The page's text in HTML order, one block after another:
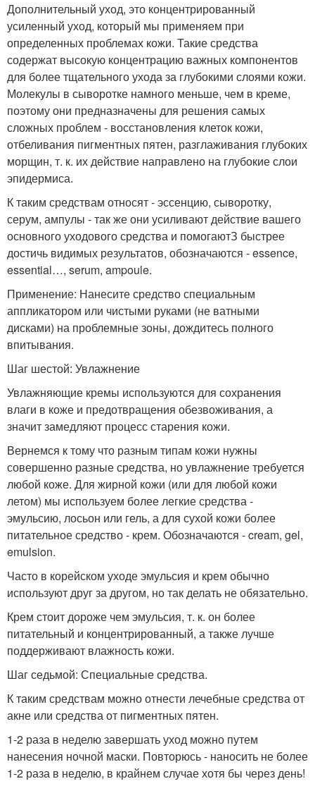
Дополнительный уход, это концентрированный
усиленный уход, который мы применяем при
определенных проблемах кожи. Такие средства
содержат высокую концентрацию важных компонентов
для более тщательного ухода за глубокими слоями кожи.
Молекулы в сыворотке намного меньше, чем в креме,
поэтому они предназначены для решения самых
сложных проблем - восстановления клеток кожи,
отбеливания пигментных пятен, разглаживания глубоких
морщин, т. к. их действие направлено на глубокие слои
эпидермиса.
К таким средствам относят - эссенцию, сыворотку,
серум, ампулы - так же они усиливают действие вашего
основного уходового средства и помогаютЗ быстрее
достичь видимых результатов, обозначаются - essence,
essential…, serum, ampoule.
Применение: Нанесите средство специальным
аппликатором или чистыми руками (не ватными
дисками) на проблемные зоны, дождитесь полного
впитывания.
Шаг шестой: Увлажнение
Увлажняющие кремы используются для сохранения
влаги в коже и предотвращения обезвоживания, а
значит замедляют процесс старения кожи.
Вернемся к тому что разным типам кожи нужны
совершенно разные средства, но увлажнение требуется
любой коже. Для жирной кожи (или для любой кожи
летом) мы используем более легкие средства -
эмульсию, лосьон или гель, а для сухой кожи более
питательное средство - крем. Обозначаются - cream, gel,
emulsion.
Часто в корейском уходе эмульсия и крем обычно
используют друг за другом, но так делать не обязательно.
Крем стоит дороже чем эмульсия, т. к. он более
питательный и концентрированный, а также лучше
поддерживают влажность кожи.
Шаг седьмой: Специальные средства.
К таким средствам можно отнести лечебные средства от
акне или средства от пигментных пятен.
1-2 раза в неделю завершать уход можно путем
нанесения ночной маски. Повторюсь - наносить не более
1-2 раза в неделю, в крайнем случае хотя бы через день!